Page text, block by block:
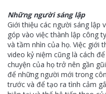
Những người sáng lập
Giới thiệu các người sáng lập
góp vào việc thành lập công
và tầm nhìn của họ. Việc giới
video kỷ niệm cũng là cách
chuyện của họ trở nên gần
để những người mới trong
trước và để tạo ra tình cảm